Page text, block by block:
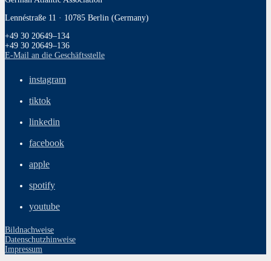
Lennéstraße 11 · 10785 Berlin (Germany)
+49 30 20649–134
+49 30 20649–136
E‑Mail an die Geschäftsstelle
instagram
tiktok
linkedin
facebook
apple
spotify
youtube
Bildnachweise
Datenschutzhinweise
Impressum